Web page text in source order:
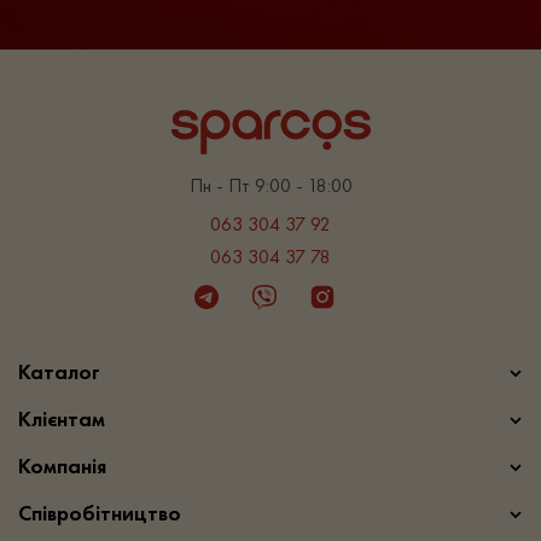
Пн - Пт 9:00 - 18:00
063 304 37 92
063 304 37 78
TelegramViber Instagram
Каталог
Клієнтам
Компанія
Співробітництво